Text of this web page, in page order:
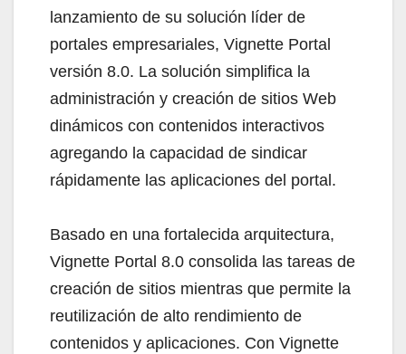
lanzamiento de su solución líder de
portales empresariales, Vignette Portal
versión 8.0. La solución simplifica la
administración y creación de sitios Web
dinámicos con contenidos interactivos
agregando la capacidad de sindicar
rápidamente las aplicaciones del portal.
Basado en una fortalecida arquitectura,
Vignette Portal 8.0 consolida las tareas de
creación de sitios mientras que permite la
reutilización de alto rendimiento de
contenidos y aplicaciones. Con Vignette